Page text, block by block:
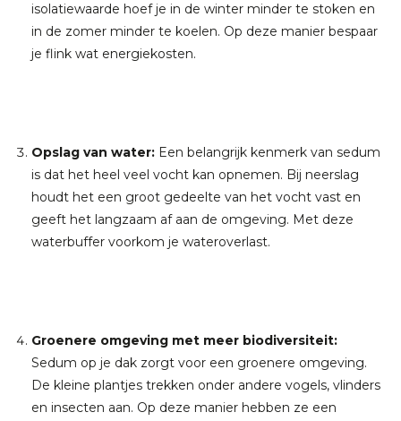
isolatiewaarde hoef je in de winter minder te stoken en
in de zomer minder te koelen. Op deze manier bespaar
je flink wat energiekosten.
Opslag van water: Een belangrijk kenmerk van sedum
is dat het heel veel vocht kan opnemen. Bij neerslag
houdt het een groot gedeelte van het vocht vast en
geeft het langzaam af aan de omgeving. Met deze
waterbuffer voorkom je wateroverlast.
Groenere omgeving met meer biodiversiteit:
Sedum op je dak zorgt voor een groenere omgeving.
De kleine plantjes trekken onder andere vogels, vlinders
en insecten aan. Op deze manier hebben ze een